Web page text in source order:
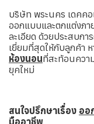
บริษัท พระนคร เดคคอ
ออกแบบและตกแต่งภ
ละเอียด ด้วยประสบก
เยี่ยมที่สุดให้กับลูกค้า
ห้องนอนที่สะท้อนคว
ยุคใหม่
สนใจปรึกษาเรื่อง ออ
มืออาชีพ